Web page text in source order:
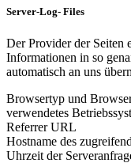
Server-Log- Files
Der Provider der Seiten
Informationen in so
automatisch an uns
Browsertyp und
verwendetes
Referrer URL
Hostname des
Uhrzeit der